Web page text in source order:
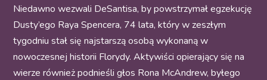
Niedawno wezwali DeSantisa, by powstrzymał egzekucję
Dusty’ego Raya Spencera, 74 lata, który w zeszłym
tygodniu stał się najstarszą osobą wykonaną w
nowoczesnej historii Florydy. Aktywiści opierający się na
wierze również podnieśli głos Rona McAndrew, byłego